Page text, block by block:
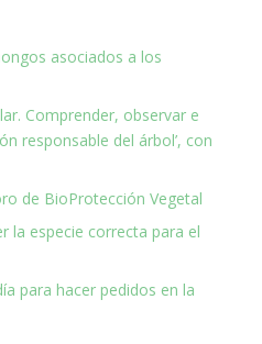
asociados a los
Comprender, observar e
responsable del árbol’, con
de BioProtección Vegetal
la especie correcta para el
para hacer pedidos en la